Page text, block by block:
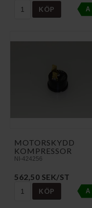
KÖP A
MOTORSKYDD
KOMPRESSOR
NI-424256
562,50 SEK/ST
KÖP A